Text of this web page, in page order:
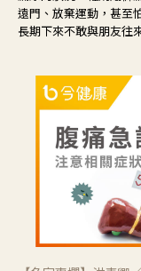
遠門、放棄運動，甚至
長期下來不敢與朋友往